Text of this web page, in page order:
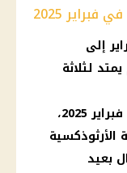
2025
من الاثنين 10 فبراير إلى
وهو صوم يمتد لثلاثة
الصوم الكبير: يبدأ يوم الإثنين 24 فبراير 2025،
بعيد